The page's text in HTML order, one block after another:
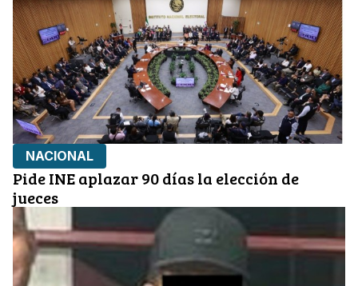
NACIONAL
Pide INE aplazar 90 días la elección de
jueces